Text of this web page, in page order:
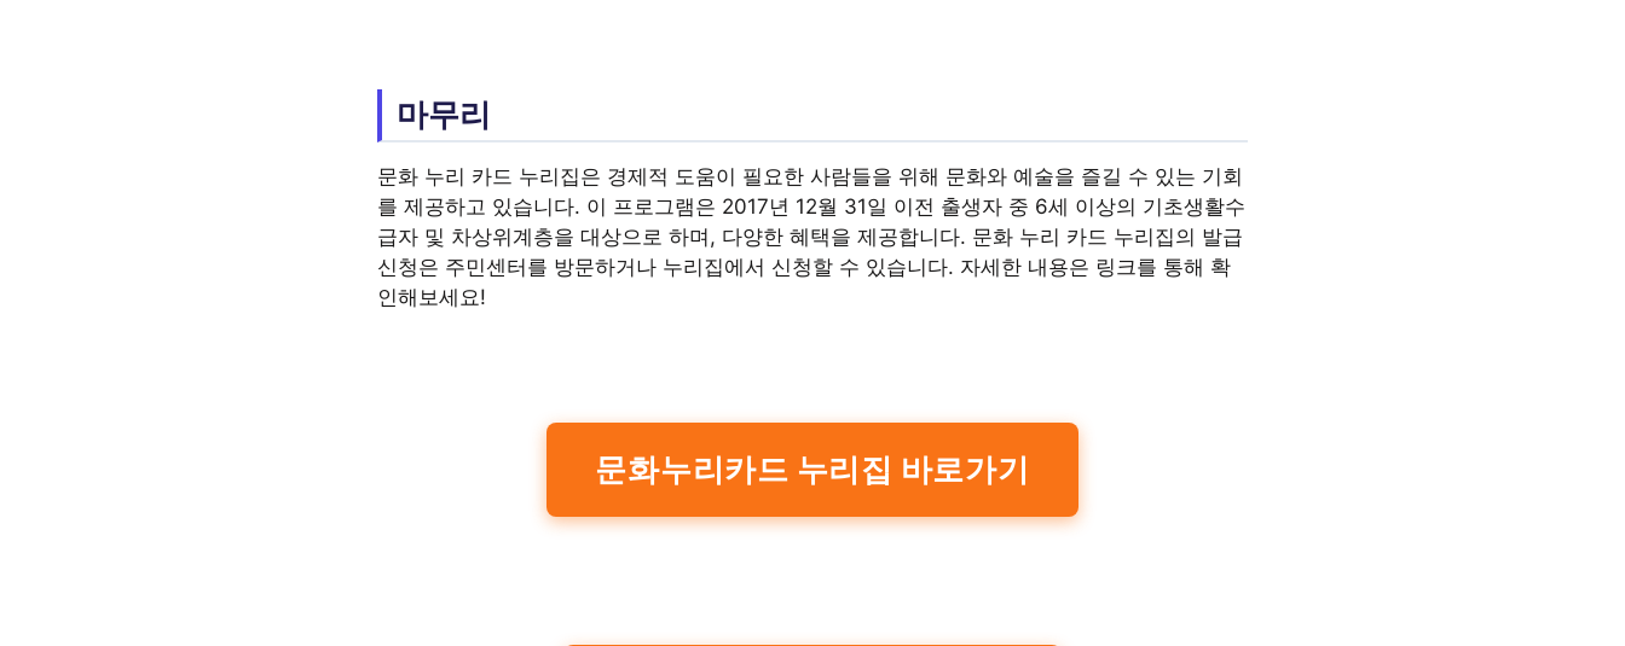
마무리
문화 누리 카드 누리집은 경제적 도움이 필요한 사람들을 위해 문화와 예술을 즐길 수 있는 기회
를 제공하고 있습니다. 이 프로그램은 2017년 12월 31일 이전 출생자 중 6세 이상의 기초생활수
급자 및 차상위계층을 대상으로 하며, 다양한 혜택을 제공합니다. 문화 누리 카드 누리집의 발급
신청은 주민센터를 방문하거나 누리집에서 신청할 수 있습니다. 자세한 내용은 링크를 통해 확
인해보세요!
문화누리카드 누리집 바로가기